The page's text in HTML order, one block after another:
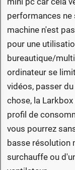
performances
machine n'est
pour une
bureautique/
ordinateur se
vidéos, passer
chose, la
profil de
vous pourrez
basse résolution
surchauffe ou